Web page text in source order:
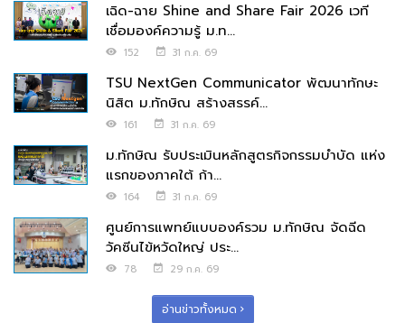
เฉิด-ฉาย Shine and Share Fair 2026 เวที
เชื่อมองค์ความรู้ ม.ท...
152 31 ก.ค. 69
TSU NextGen Communicator พัฒนาทักษะ
นิสิต ม.ทักษิณ สร้างสรรค์...
161 31 ก.ค. 69
ม.ทักษิณ รับประเมินหลักสูตรกิจกรรมบำบัด แห่ง
แรกของภาคใต้ ก้า...
164 31 ก.ค. 69
ศูนย์การแพทย์แบบองค์รวม ม.ทักษิณ จัดฉีด
วัคซีนไข้หวัดใหญ่ ประ...
78 29 ก.ค. 69
อ่านข่าวทั้งหมด